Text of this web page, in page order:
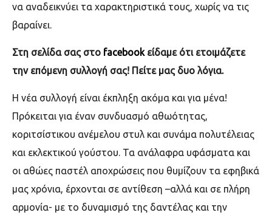
να αναδεικνύει τα χαρακτηριστικά τους, χωρίς να τις
βαραίνει.
Στη σελίδα σας στο facebook είδαμε ότι ετοιμάζετε
την επόμενη συλλογή σας! Πείτε μας δυο λόγια.
Η νέα συλλογή είναι έκπληξη ακόμα και για μένα!
Πρόκειται για έναν συνδυασμό αθωότητας,
κοριτσίστικου ανέμελου στυλ και συνάμα πολυτέλειας
και εκλεκτικού γούστου. Τα ανάλαφρα υφάσματα και
οι αθώες παστέλ αποχρώσεις που θυμίζουν τα εφηβικά
μας χρόνια, έρχονται σε αντίθεση –αλλά και σε πλήρη
αρμονία- με το δυναμισμό της δαντέλας και την